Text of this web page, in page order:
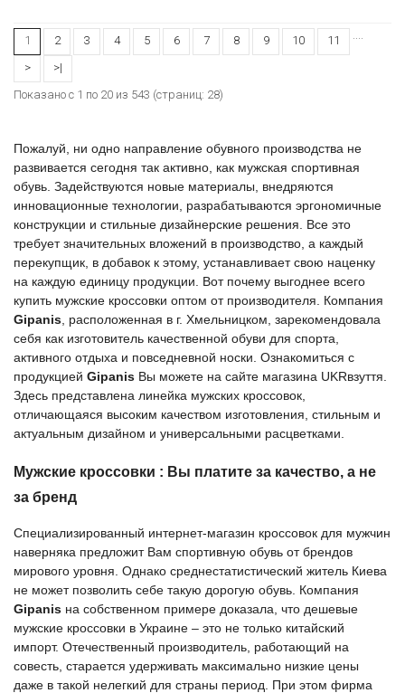
1 2 3 4 5 6 7 8 9 10 11
>
>|
Показано с 1 по 20 из 543 (страниц: 28)
Пожалуй, ни одно направление обувного производства не
развивается сегодня так активно, как мужская спортивная
обувь. Задействуются новые материалы, внедряются
инновационные технологии, разрабатываются эргономичные
конструкции и стильные дизайнерские решения. Все это
требует значительных вложений в производство, а каждый
перекупщик, в добавок к этому, устанавливает свою наценку
на каждую единицу продукции. Вот почему выгоднее всего
купить мужские кроссовки оптом от производителя. Компания
Gipanis , расположенная в г. Хмельницком, зарекомендовала
себя как изготовитель качественной обуви для спорта,
активного отдыха и повседневной носки. Ознакомиться с
продукцией Gipanis Вы можете на сайте магазина UKRвзуття
Здесь представлена линейка мужских кроссовок,
отличающаяся высоким качеством изготовления, стильным и
актуальным дизайном и универсальными расцветками.
Мужские кроссовки : Вы платите за качество, а не
за бренд
Специализированный интернет-магазин кроссовок для мужчин
наверняка предложит Вам спортивную обувь от брендов
мирового уровня. Однако среднестатистический житель Киева
не может позволить себе такую дорогую обувь. Компания
Gipanis на собственном примере доказала, что дешевые
мужские кроссовки в Украине – это не только китайский
импорт. Отечественный производитель, работающий на
совесть, старается удерживать максимально низкие цены
даже в такой нелегкий для страны период. При этом фирма